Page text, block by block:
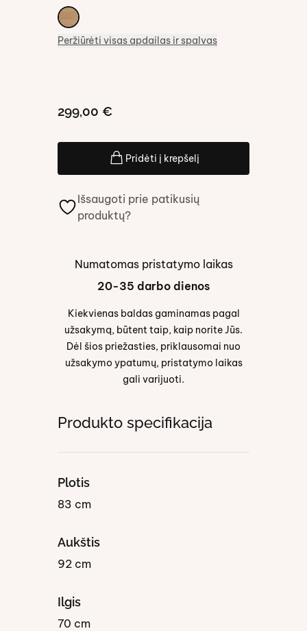
Peržiūrėti visas apdailas ir spalvas
299,00 €
Pridėti į krepšelį
Išsaugoti prie patikusių
produktų?
Numatomas pristatymo laikas
20-35 darbo dienos
Kiekvienas baldas gaminamas pagal
užsakymą, būtent taip, kaip norite Jūs.
Dėl šios priežasties, priklausomai nuo
užsakymo ypatumų, pristatymo laikas
gali varijuoti.
Produkto specifikacija
Plotis
83 cm
Aukštis
92 cm
Ilgis
70 cm